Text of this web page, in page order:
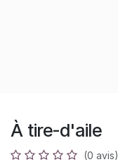
À tire-d'aile
(0 avis)